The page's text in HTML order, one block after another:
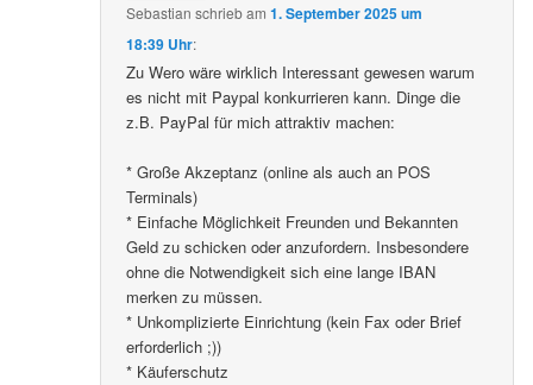
Sebastian schriebam1. September 2025 um
18:39 Uhr:
Zu Wero wäre wirklich Interessant gewesen warum
es nicht mit Paypal konkurrieren kann. Dinge die
z.B. PayPal für mich attraktiv machen:
* Große Akzeptanz (online als auch an POS
Terminals)
* Einfache Möglichkeit Freunden und Bekannten
Geld zu schicken oder anzufordern. Insbesondere
ohne die Notwendigkeit sich eine lange IBAN
merken zu müssen.
* Unkomplizierte Einrichtung (kein Fax oder Brief
erforderlich ;))
* Käuferschutz